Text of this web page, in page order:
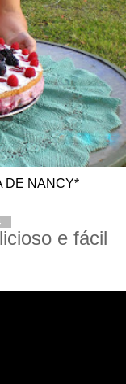
DE NANCY*
e fácil